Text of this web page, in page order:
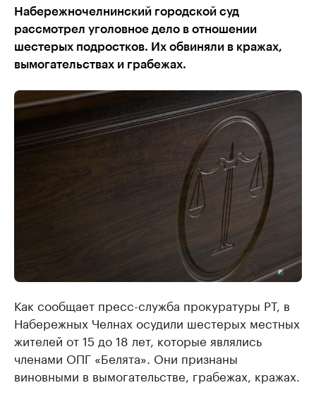
Набережночелнинский городской суд
рассмотрел уголовное дело в отношении
шестерых подростков. Их обвиняли в кражах,
вымогательствах и грабежах.
Как сообщает пресс-служба прокуратуры РТ, в
Набережных Челнах осудили шестерых местных
жителей от 15 до 18 лет, которые являлись
членами ОПГ «Белята». Они признаны
виновными в вымогательстве, грабежах, кражах.